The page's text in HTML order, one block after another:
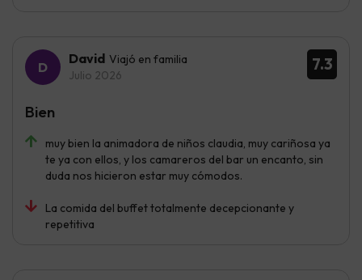
7.3
David Viajó en familia
Julio 2026
muy bien la animadora de niños claudia, muy cariñosa ya
te ya con ellos, y los camareros del bar un encanto, sin
duda nos hicieron estar muy cómodos.
La comida del buffet totalmente decepcionante y
repetitiva
Bien